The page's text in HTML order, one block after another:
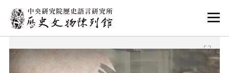
:::
:::